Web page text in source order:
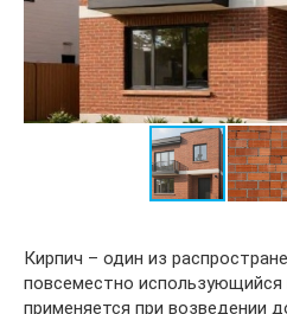
Кирпич – один из
повсеместно использующийся
применяется при возведении